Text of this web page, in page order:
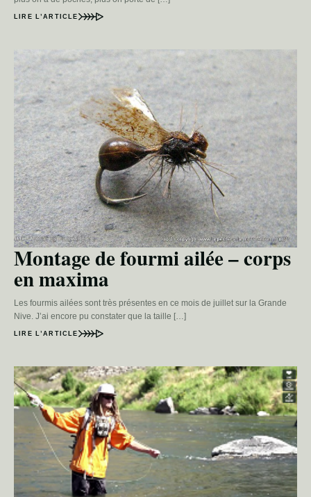
LIRE L’ARTICLE
Montage de fourmi ailée – corps
en maxima
Les fourmis ailées sont très présentes en ce mois de juillet sur la Grande
Nive. J’ai encore pu constater que la taille […]
LIRE L’ARTICLE